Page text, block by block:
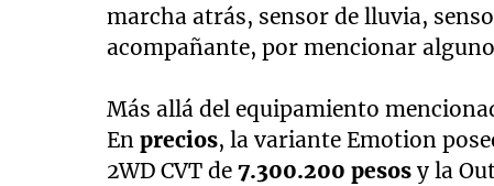
marcha atrás, sensor de lluvia,
acompañante, por mencionar
Más allá del equipamiento
Enprecios, la variante Emotion
2WD CVT de7.300.200 pesos y la